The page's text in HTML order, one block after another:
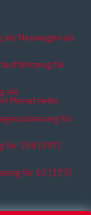
als Neuwagen ab
für
als
Monat netto
für
für 258 [397]
für 62 [173]